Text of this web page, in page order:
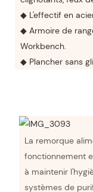
◆ L'effectif en
◆ Armoire de
Workbench.
◆ Plancher sans
La remorque
fonctionnement
à maintenir
systèmes de